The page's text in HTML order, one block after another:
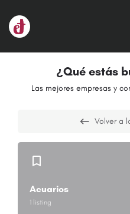
¿Qué estás
Las mejores empresas y
Volver a
Acuarios
1 listing